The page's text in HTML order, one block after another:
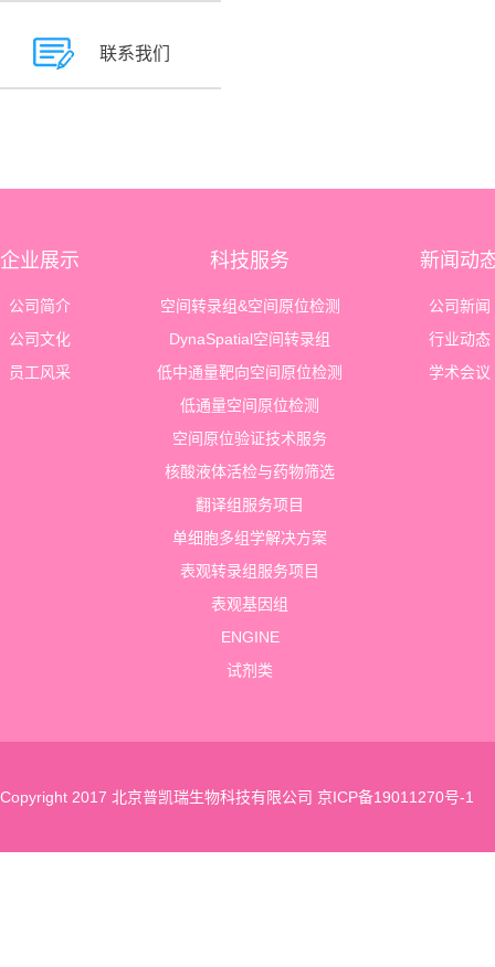
联系我们
企业展示
公司简介
公司文化
员工风采
科技服务
空间转录组&空间原位检测
DynaSpatial空间转录组
低中通量靶向空间原位检测
低通量空间原位检测
空间原位验证技术服务
核酸液体活检与药物筛选
翻译组服务项目
单细胞多组学解决方案
表观转录组服务项目
表观基因组
ENGINE
试剂类
新闻动
公司新闻
行业动态
学术会议
Copyright 2017 北京普凯瑞生物科技有限公司 京ICP备19011270号-1